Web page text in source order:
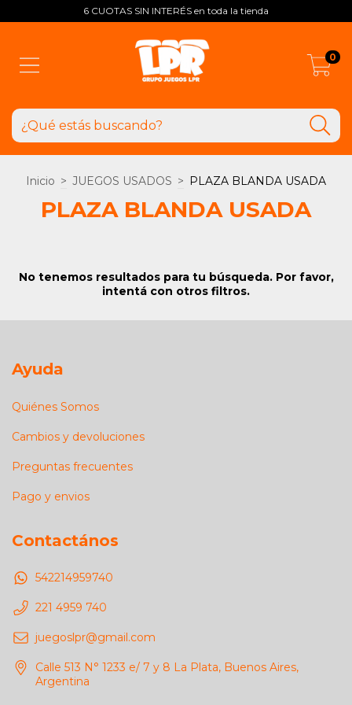
6 CUOTAS SIN INTERÉS en toda la tienda
0
Inicio > JUEGOS USADOS > PLAZA BLANDA USADA
PLAZA BLANDA USADA
No tenemos resultados para tu búsqueda. Por favor,
intentá con otros filtros.
Ayuda
Quiénes Somos
Cambios y devoluciones
Preguntas frecuentes
Pago y envios
Contactános
542214959740
221 4959 740
juegoslpr@gmail.com
Calle 513 N° 1233 e/ 7 y 8 La Plata, Buenos Aires,
Argentina